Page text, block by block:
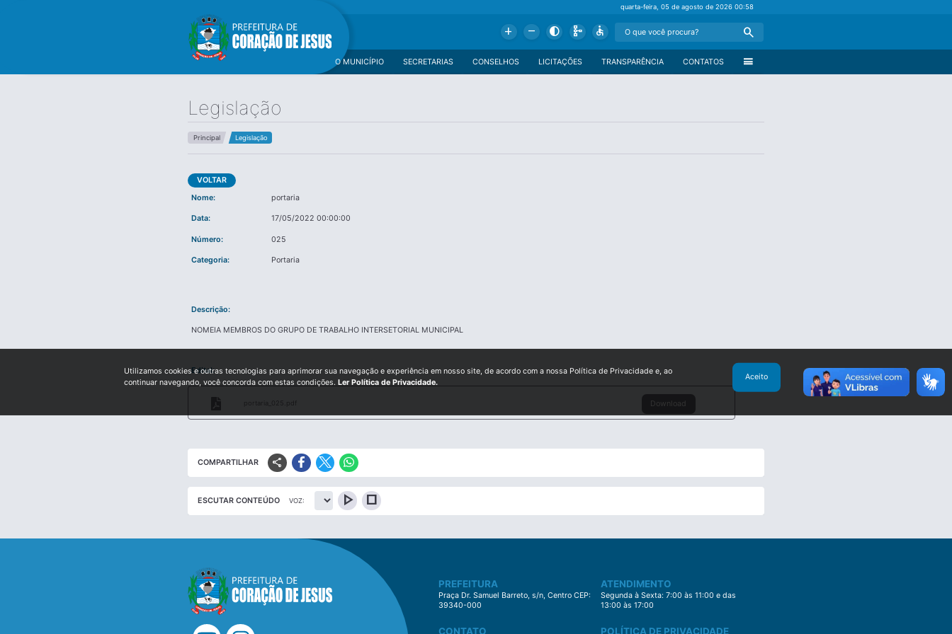
quarta-feira, 05 de agosto de 202600:58
Add Remove Contrast Schema Accessible Search
menu
CONTATOS
TRANSPARÊNCIA
LICITAÇÕES
CONSELHOS
SECRETARIAS
O MUNICÍPIO
Legislação
Principal Legislação
VOLTAR
Nome:
portaria
Data: 17/05/2022 00:00:00
Número: 025
Categoria: Portaria
Descrição:
NOMEIA MEMBROS DO GRUPO DE TRABALHO INTERSETORIAL MUNICIPAL
Edital:
portaria_025.pdf Download
COMPARTILHAR share
ESCUTAR CONTEÚDO VOZ: play_arrow stop
PREFEITURA
Praça Dr. Samuel Barreto, s/n, Centro CEP:
39340-000
ATENDIMENTO
Segunda à Sexta: 7:00 às 11:00 e das
13:00 às 17:00
CONTATO POLÍTICA DE PRIVACIDADE
Utilizamos cookies e outras tecnologias para aprimorar sua navegação e experiência em nosso site, de acordo com a nossa Política de Privacidade e, ao
continuar navegando, você concorda com estas condições. Ler Política de Privacidade.
Aceito